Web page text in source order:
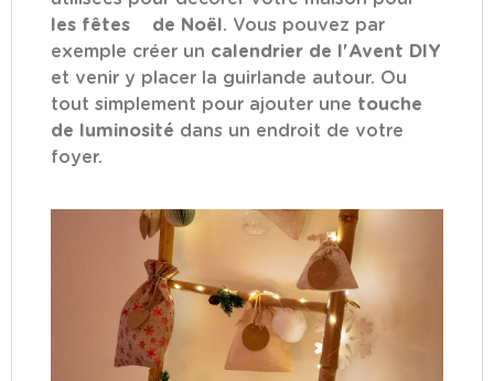
les fêtes de Noël. Vous pouvez par
exemple créer un calendrier de l'Avent DIY
et venir y placer la guirlande autour. Ou
tout simplement pour ajouter une touche
de luminosité dans un endroit de votre
foyer.